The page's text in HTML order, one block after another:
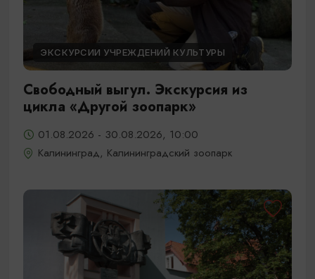
ЭКСКУРСИИ УЧРЕЖДЕНИЙ КУЛЬТУРЫ
Свободный выгул. Экскурсия из
цикла «Другой зоопарк»
01.08.2026 - 30.08.2026, 10:00
Калининград, Калининградский зоопарк